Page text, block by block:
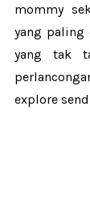
mommy
yang paling
yang tak
explore